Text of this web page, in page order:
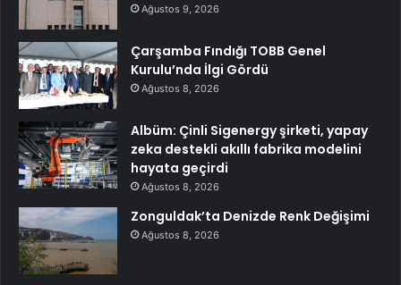
Ağustos 9, 2026
Çarşamba Fındığı TOBB Genel
Kurulu’nda İlgi Gördü
Ağustos 8, 2026
Albüm: Çinli Sigenergy şirketi, yapay
zeka destekli akıllı fabrika modelini
hayata geçirdi
Ağustos 8, 2026
Zonguldak’ta Denizde Renk Değişimi
Ağustos 8, 2026